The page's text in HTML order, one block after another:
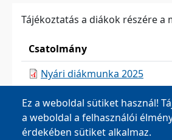
Tájékoztatás a diákok részére a
Csatolmány
Nyári diákmunka 2025
Ez a weboldal sütiket használ!
a weboldal a felhasználói
érdekében sütiket alkalmaz.